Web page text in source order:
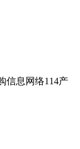
信息网络114产